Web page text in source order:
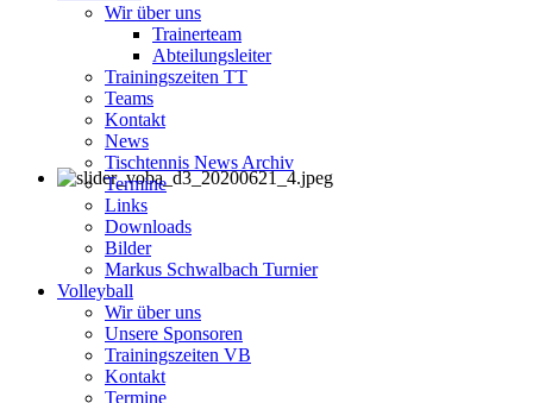
Wir über uns
Trainerteam
Abteilungsleiter
Trainingszeiten TT
Teams
Kontakt
News
Tischtennis News Archiv
Termine
Links
Downloads
Bilder
Markus Schwalbach Turnier
Volleyball
Wir über uns
Unsere Sponsoren
Trainingszeiten VB
Kontakt
Termine